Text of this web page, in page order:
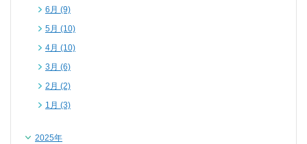
6月 (9)
5月 (10)
4月 (10)
3月 (6)
2月 (2)
1月 (3)
2025年